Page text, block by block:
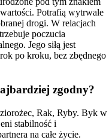
Potrafią wytrwale
drogi. W relacjach
poczucia
Jego siłą jest
po kroku, bez zbędnego
zgodny?
Rak, Ryby. Byk w
stabilność i
na całe życie.